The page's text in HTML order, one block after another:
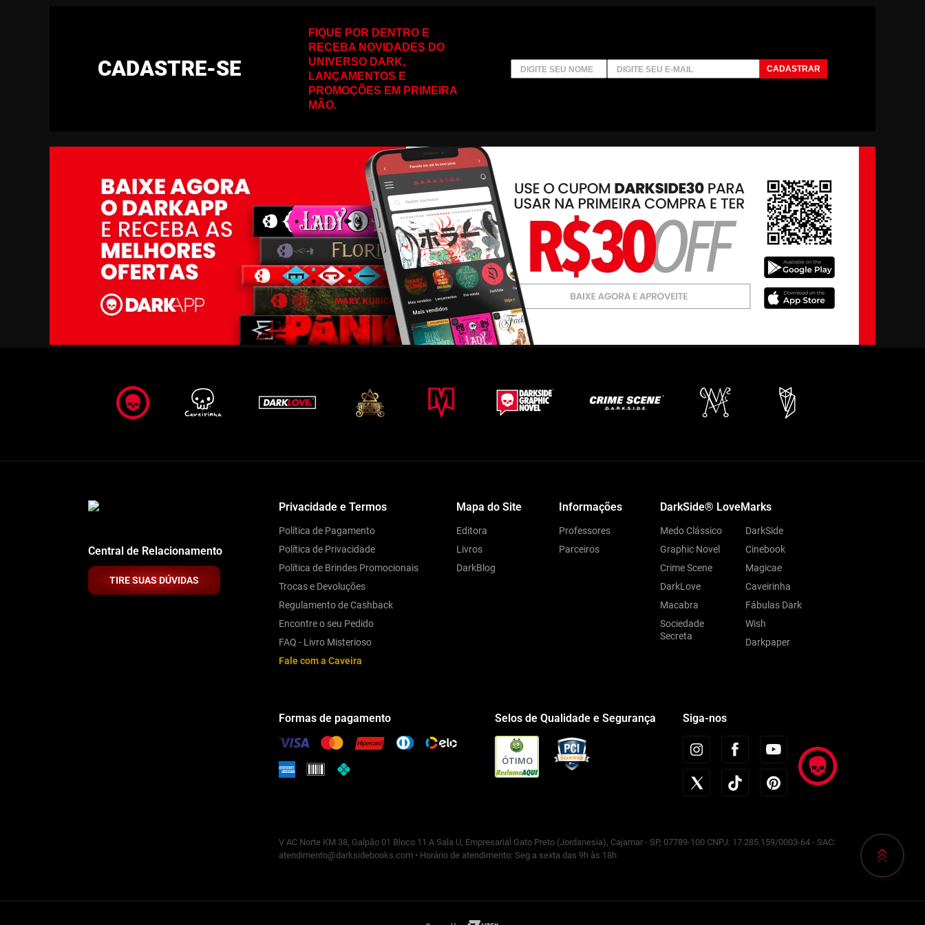
CADASTRE-SE
FIQUE POR DENTRO E
RECEBA NOVIDADES DO
UNIVERSO DARK,
LANÇAMENTOS E
PROMOÇÕES EM PRIMEIRA
MÃO.
CADASTRAR
Central de Relacionamento
TIRE SUAS DÚVIDAS
Privacidade e Termos
Política de Pagamento
Política de Privacidade
Política de Brindes Promocionais
Trocas e Devoluções
Regulamento de Cashback
Encontre o seu Pedido
FAQ - Livro Misterioso
Fale com a Caveira
Mapa do Site
Editora
Livros
DarkBlog
Informações
Professores
Parceiros
DarkSide® LoveMarks
Medo Clássico
Graphic Novel
Crime Scene
DarkLove
Macabra
Sociedade
Secreta
DarkSide
Cinebook
Magicae
Caveirinha
Fábulas Dark
Wish
Darkpaper
Formas de pagamento Selos de Qualidade e Segurança
ÓTIMO
Siga-nos
V AC Norte KM 38, Galpão 01 Bloco 11 A Sala U, Empresarial Gato Preto (Jordanesia), Cajamar - SP, 07789-100 CNPJ: 17.285.159/0003-64 - SAC:
atendimento@darksidebooks.com • Horário de atendimento: Seg a sexta das 9h às 18h